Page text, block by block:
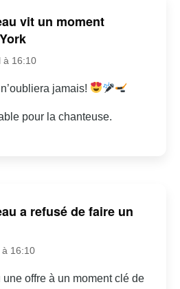
vit un moment
à 16:10
jamais!
pour la chanteuse.
a refusé de faire un
à 16:10
offre à un moment clé de